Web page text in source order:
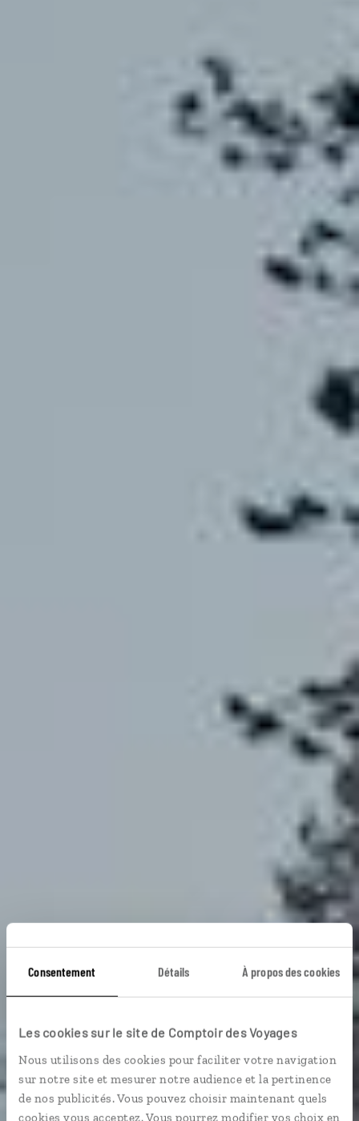
Consentement Détails À propos des cookies
Les cookies sur le site de Comptoir des Voyages
Nous utilisons des cookies pour faciliter votre navigation
sur notre site et mesurer notre audience et la pertinence
de nos publicités. Vous pouvez choisir maintenant quels
cookies vous acceptez. Vous pourrez modifier vos choix en
Voyage Finlande